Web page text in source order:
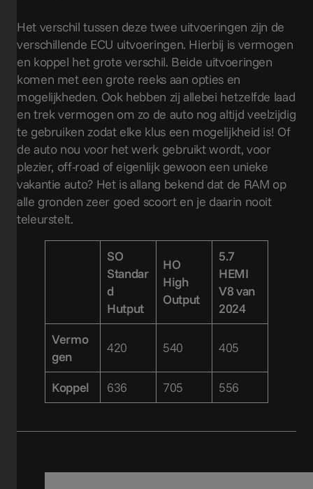
Het verschil tussen deze twee uitvoeringen zijn de
verschillende ECU uitvoeringen. Hierbij is vermogen
en koppel het grote verschil. Beide uitvoeringen
komen met een grote reeks aan opties en
mogelijkheden. Ook hebben zij allebei hetzelfde laad
en trek vermogen om zo de auto nog altijd veelzijdig
te gebruiken zodat elke klus een mogelijkheid is! Of
de auto nou voor het werk gebruikt wordt, voor
plezier, off-road of eigenlijk gewoon een unieke
vakantie auto? Het is allang bekend dat de RAM op
alle gronden zeer goed scoort en je daarin nooit
teleurstelt.
SO
Standar
d
Hutput
HO
High
Output
5.7
HEMI
V8 van
2024
Vermo
gen
420 540 405
Koppel 636 705 556